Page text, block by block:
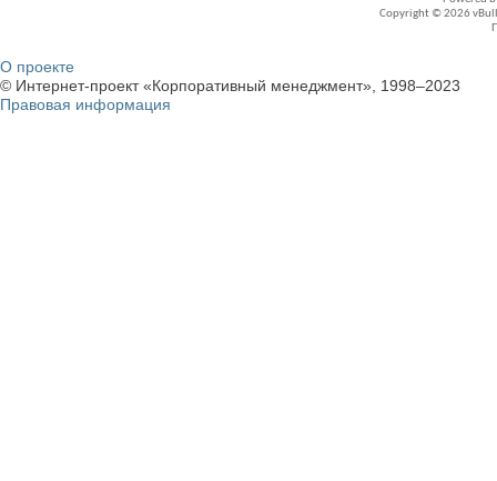
Copyright © 2026
О проекте
© Интернет-проект «Корпоративный менеджмент», 1998–2023
Правовая информация